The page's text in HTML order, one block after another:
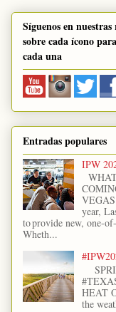
Síguenos en
sobre cada ícono
cada una
Entradas populares
IPW
year,
to provide new, one-
Wheth...
HEAT
the